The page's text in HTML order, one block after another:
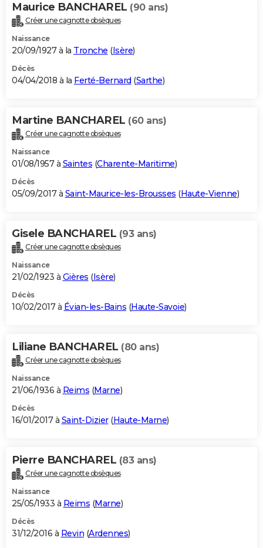
Maurice BANCHAREL (90 ans)
Créer une cagnotte obsèques
Naissance
20/09/1927 à la Tronche (Isère)
Décès
04/04/2018 à la Ferté-Bernard (Sarthe)
Martine BANCHAREL (60 ans)
Créer une cagnotte obsèques
Naissance
01/08/1957 à Saintes (Charente-Maritime)
Décès
05/09/2017 à Saint-Maurice-les-Brousses (Haute-Vienne)
Gisele BANCHAREL (93 ans)
Créer une cagnotte obsèques
Naissance
21/02/1923 à Gières (Isère)
Décès
10/02/2017 à Évian-les-Bains (Haute-Savoie)
Liliane BANCHAREL (80 ans)
Créer une cagnotte obsèques
Naissance
21/06/1936 à Reims (Marne)
Décès
16/01/2017 à Saint-Dizier(Haute-Marne)
Pierre BANCHAREL (83 ans)
Créer une cagnotte obsèques
Naissance
25/05/1933 à Reims (Marne)
Décès
31/12/2016 à Revin (Ardennes)